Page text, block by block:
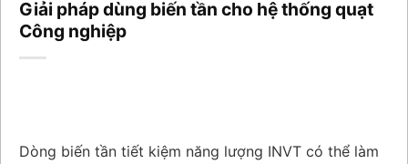
Giải pháp dùng biến tần cho hệ thống quạt
Công nghiệp
Dòng biến tần tiết kiệm năng lượng INVT có thể làm